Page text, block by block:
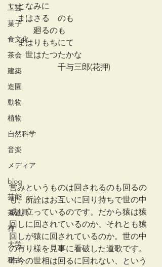
工芸
菓子
食文化
茶会
建築
造園
動物
植物
自然科学
音楽
メディア
blog
芸能
茶道具
禅
大学
稽古
いとなみに
まはさるゝのも
廻るのも
まはりもちにて
世はたつたかな
千与三郎(花押)
営みというものは回されるのも回るの
も、所詮はお互いに回り持ちで世の中
成り立っているのです。だから猿は猿
回しに回されているのか、それとも猿
回しが猿に回されているのか。世の中
の有り様を見事に看破した道歌です。
昨今の世相は回るに回れない、という